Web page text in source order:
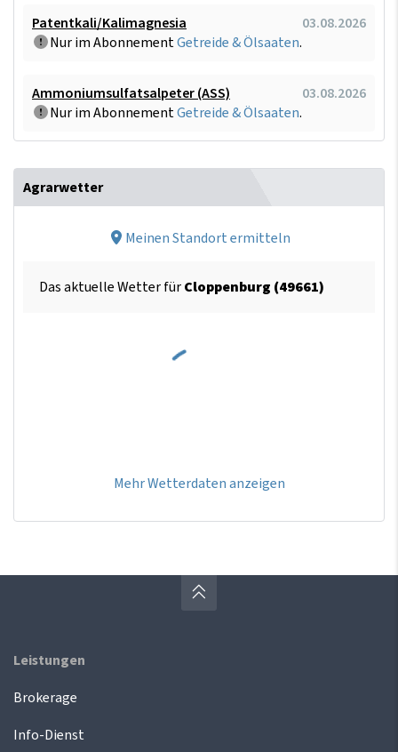
Patentkali/Kalimagnesia
03.08.2026
Nur im AbonnementGetreide & Ölsaaten.
Ammoniumsulfatsalpeter (ASS)
03.08.2026
Nur im AbonnementGetreide & Ölsaaten.
Agrarwetter
Meinen Standort ermitteln
Das aktuelle Wetter fürCloppenburg (49661)
Mehr Wetterdaten anzeigen
Leistungen
Brokerage
Info-Dienst